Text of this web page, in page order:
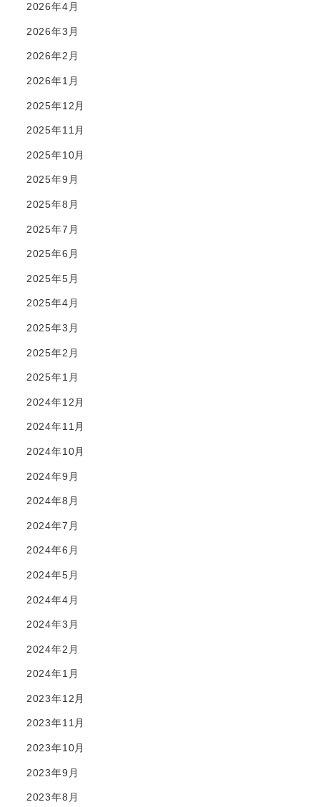
2026年4月
2026年3月
2026年2月
2026年1月
2025年12月
2025年11月
2025年10月
2025年9月
2025年8月
2025年7月
2025年6月
2025年5月
2025年4月
2025年3月
2025年2月
2025年1月
2024年12月
2024年11月
2024年10月
2024年9月
2024年8月
2024年7月
2024年6月
2024年5月
2024年4月
2024年3月
2024年2月
2024年1月
2023年12月
2023年11月
2023年10月
2023年9月
2023年8月